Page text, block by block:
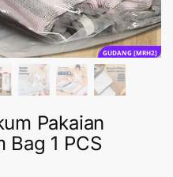
GUDANG [MRH2]
Pakaian
1 PCS